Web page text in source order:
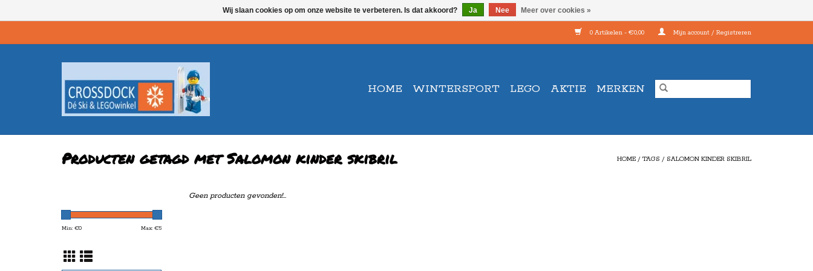
0 Artikelen - €0,00 Mijn account / Registreren
HOME WINTERSPORT LEGO AKTIE MERKEN
Producten getagd met Salomon kinder skibril HOME / TAGS / SALOMON KINDER SKIBRIL
Min: €0 Max: €5
Geen producten gevonden!...
Wij slaan cookies op om onze website te verbeteren. Is dat akkoord? Ja Nee Meer over cookies »